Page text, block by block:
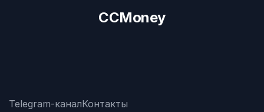
CCMoney
Telegram-каналКонтакты